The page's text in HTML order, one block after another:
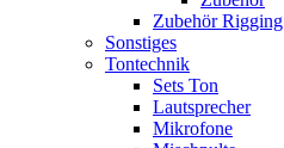
Zubehör Rigging
Sonstiges
Tontechnik
Sets Ton
Lautsprecher
Mikrofone